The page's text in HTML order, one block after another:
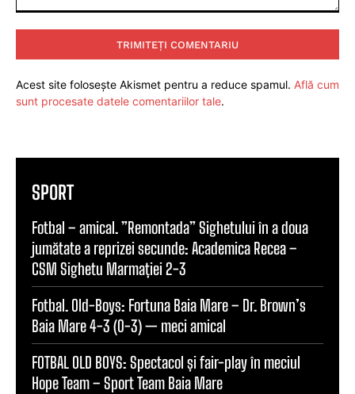
Acest site folosește Akismet pentru a reduce spamul. Află cum
sunt procesate datele comentariilor tale.
SPORT
Fotbal – amical. ”Remontada” Sighetului în a doua
jumătate a reprizei secunde: Academica Recea –
CSM Sighetu Marmației 2-3
Fotbal. Old-Boys: Fortuna Baia Mare – Dr. Brown’s
Baia Mare 4-3 (0-3) — meci amical
FOTBAL OLD BOYS: Spectacol și fair-play în meciul
Hope Team – Sport Team Baia Mare